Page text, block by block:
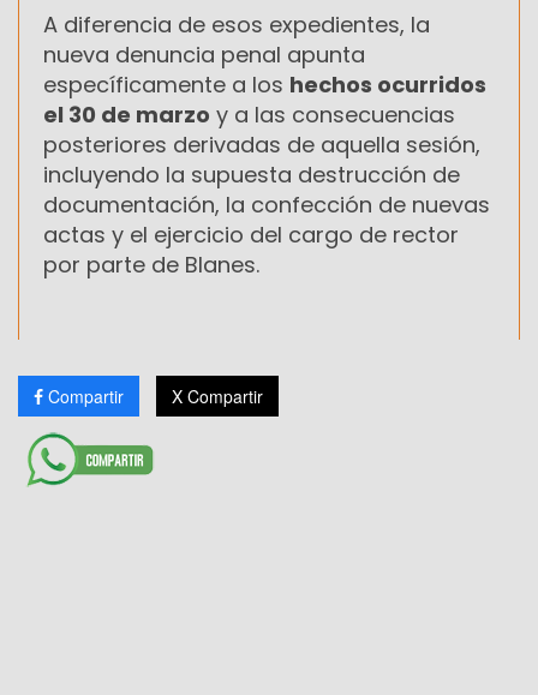
A diferencia de esos expedientes, la
nueva denuncia penal apunta
específicamente a los hechos ocurridos
el 30 de marzo y a las consecuencias
posteriores derivadas de aquella sesión,
incluyendo la supuesta destrucción de
documentación, la confección de nuevas
actas y el ejercicio del cargo de rector
por parte de Blanes.
Compartir X Compartir